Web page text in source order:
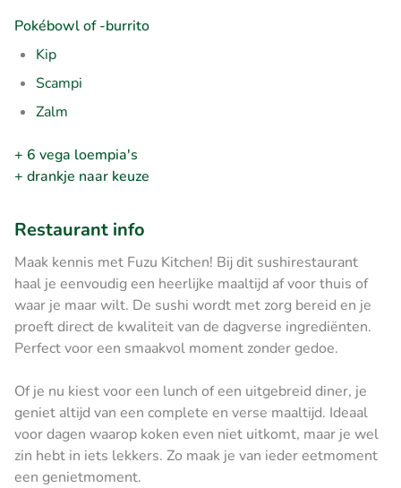
Pokébowl of -burrito
Kip
Scampi
Zalm
+ 6 vega loempia's
+ drankje naar keuze
Restaurant info
Maak kennis met Fuzu Kitchen! Bij dit sushirestaurant
haal je eenvoudig een heerlijke maaltijd af voor thuis of
waar je maar wilt. De sushi wordt met zorg bereid en je
proeft direct de kwaliteit van de dagverse ingrediënten.
Perfect voor een smaakvol moment zonder gedoe.
Of je nu kiest voor een lunch of een uitgebreid diner, je
geniet altijd van een complete en verse maaltijd. Ideaal
voor dagen waarop koken even niet uitkomt, maar je wel
zin hebt in iets lekkers. Zo maak je van ieder eetmoment
een genietmoment.